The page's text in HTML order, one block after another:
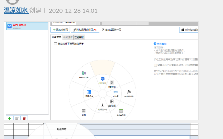
温凉如水创建于 2020-12-28 14:01